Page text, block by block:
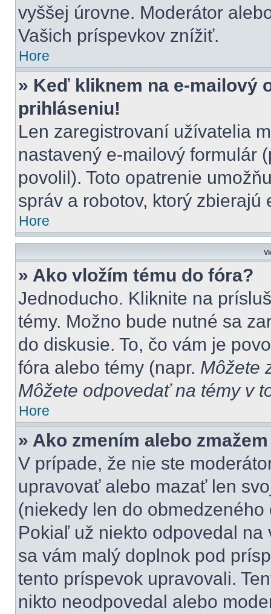
vyššej úrovne. Moderátor
Vašich príspevkov znížiť.
Hore
» Keď kliknem na e-mailový
prihláseniu!
Len zaregistrovaní užívatelia
nastavený e-mailový formulár
povolil). Toto opatrenie
správ a robotov, ktorý zbierajú
Hore
» Ako vložím tému do fóra?
Jednoducho. Kliknite na
témy. Možno bude nutné sa
do diskusie. To, čo vám je
fóra alebo témy (napr. Môžete
Môžete odpovedať na témy v
Hore
» Ako zmením alebo
V prípade, že nie ste
upravovať alebo mazať len
(niekedy len do
Pokiaľ už niekto odpovedal
sa vám malý doplnok pod
tento príspevok upravovali.
nikto neodpovedal alebo